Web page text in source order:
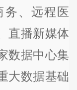
务、远程医
直播新媒体
数据中心集
大数据基础